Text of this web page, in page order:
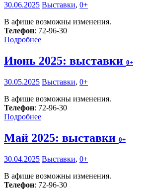
30.06.2025 Выставки, 0+
В афише возможны изменения.
Телефон: 72-96-30
Подробнее
Июнь 2025: выставки 0+
30.05.2025 Выставки, 0+
В афише возможны изменения.
Телефон: 72-96-30
Подробнее
Май 2025: выставки 0+
30.04.2025 Выставки, 0+
В афише возможны изменения.
Телефон: 72-96-30